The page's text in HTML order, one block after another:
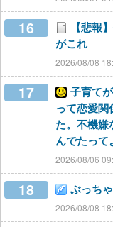
16
【悲報
がこれ
2026/08/08
17
子育て
って恋愛
た。不機
んでたって
2026/08/06
18 ぶっち
2026/08/08